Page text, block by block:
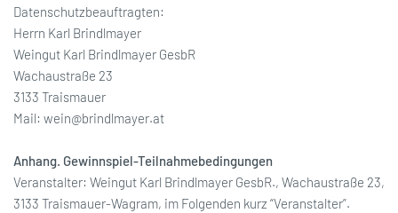
Datenschutzbeauftragten:
Herrn Karl Brindlmayer
Weingut Karl Brindlmayer GesbR
Wachaustraße 23
3133 Traismauer
Mail: wein@brindlmayer.at
Anhang. Gewinnspiel-Teilnahmebedingungen
Veranstalter: Weingut Karl Brindlmayer GesbR., Wachaustraße 23,
3133 Traismauer-Wagram, im Folgenden kurz “Veranstalter”.